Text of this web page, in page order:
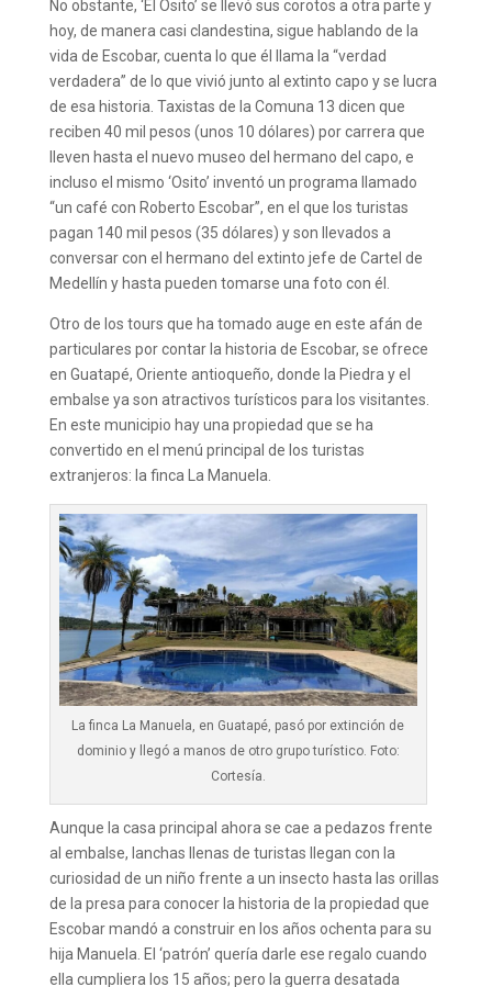
No obstante, ‘El Osito’ se llevó sus corotos a otra parte y
hoy, de manera casi clandestina, sigue hablando de la
vida de Escobar, cuenta lo que él llama la “verdad
verdadera” de lo que vivió junto al extinto capo y se lucra
de esa historia. Taxistas de la Comuna 13 dicen que
reciben 40 mil pesos (unos 10 dólares) por carrera que
lleven hasta el nuevo museo del hermano del capo, e
incluso el mismo ‘Osito’ inventó un programa llamado
“un café con Roberto Escobar”, en el que los turistas
pagan 140 mil pesos (35 dólares) y son llevados a
conversar con el hermano del extinto jefe de Cartel de
Medellín y hasta pueden tomarse una foto con él.
Otro de los tours que ha tomado auge en este afán de
particulares por contar la historia de Escobar, se ofrece
en Guatapé, Oriente antioqueño, donde la Piedra y el
embalse ya son atractivos turísticos para los visitantes.
En este municipio hay una propiedad que se ha
convertido en el menú principal de los turistas
extranjeros: la finca La Manuela.
La finca La Manuela, en Guatapé, pasó por extinción de
dominio y llegó a manos de otro grupo turístico. Foto:
Cortesía.
Aunque la casa principal ahora se cae a pedazos frente
al embalse, lanchas llenas de turistas llegan con la
curiosidad de un niño frente a un insecto hasta las orillas
de la presa para conocer la historia de la propiedad que
Escobar mandó a construir en los años ochenta para su
hija Manuela. El ‘patrón’ quería darle ese regalo cuando
ella cumpliera los 15 años; pero la guerra desatada